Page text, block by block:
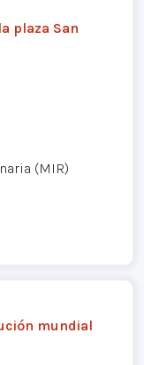
plaza San
(MIR)
mundial